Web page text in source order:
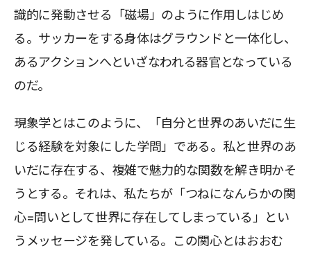
識的に発動させる「磁場」のように作用しはじめ
る。サッカーをする身体はグラウンドと一体化し、
あるアクションへといざなわれる器官となっている
のだ。
現象学とはこのように、「自分と世界のあいだに生
じる経験を対象にした学問」である。私と世界のあ
いだに存在する、複雑で魅力的な関数を解き明かそ
うとする。それは、私たちが「つねになんらかの関
心=問いとして世界に存在してしまっている」とい
うメッセージを発している。この関心とはおおむ